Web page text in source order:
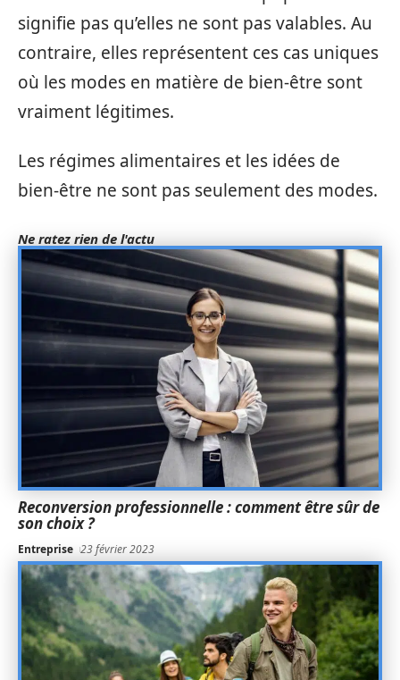
signifie pas qu’elles ne sont pas valables. Au
contraire, elles représentent ces cas uniques
où les modes en matière de bien-être sont
vraiment légitimes.
Les régimes alimentaires et les idées de
bien-être ne sont pas seulement des modes.
Ne ratez rien de l'actu
Reconversion professionnelle : comment être sûr de
son choix ?
Entreprise 23 février 2023